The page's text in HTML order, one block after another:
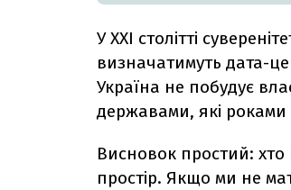
У XXI столітті
визначатимуть дата-
Україна не побудує
державами, які
Висновок простий: хто
простір. Якщо ми не